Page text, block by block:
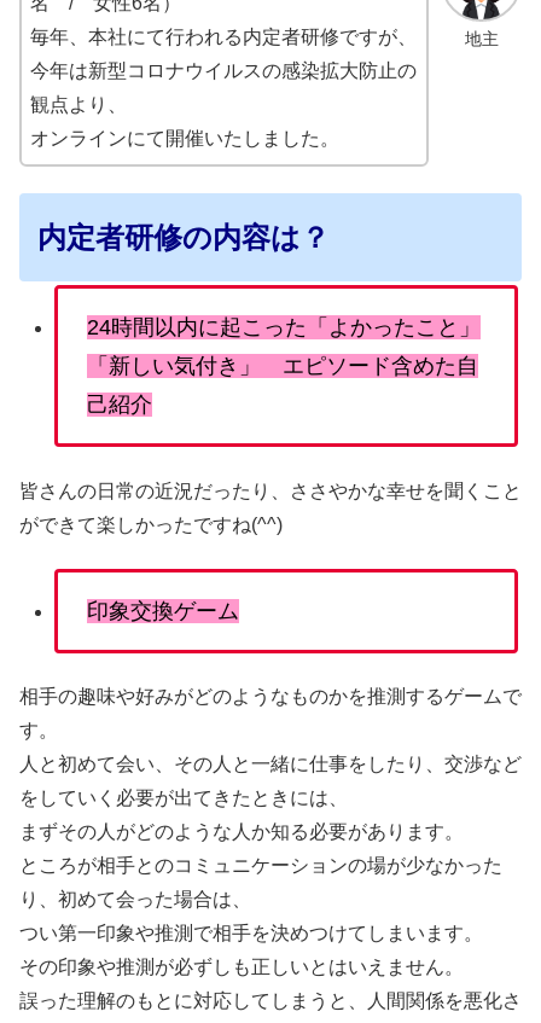
地主
毎年、本社にて行われる内定者研修ですが、
今年は新型コロナウイルスの感染拡大防止の
観点より、
オンラインにて開催いたしました。
内定者研修の内容は？
24時間以内に起こった「よかったこと」
「新しい気付き」 エピソード含めた自
己紹介
皆さんの日常の近況だったり、ささやかな幸せを聞くこと
ができて楽しかったですね(^^)
印象交換ゲーム
相手の趣味や好みがどのようなものかを推測するゲームで
す。
人と初めて会い、その人と一緒に仕事をしたり、交渉など
をしていく必要が出てきたときには、
まずその人がどのような人か知る必要があります。
ところが相手とのコミュニケーションの場が少なかった
り、初めて会った場合は、
つい第一印象や推測で相手を決めつけてしまいます。
その印象や推測が必ずしも正しいとはいえません。
誤った理解のもとに対応してしまうと、人間関係を悪化さ